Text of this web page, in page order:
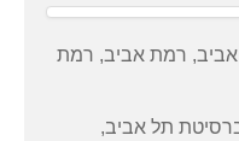
אביב, רמת אביב, רמת
תל אביב,